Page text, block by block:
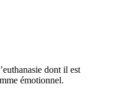
dont il est
émotionnel.